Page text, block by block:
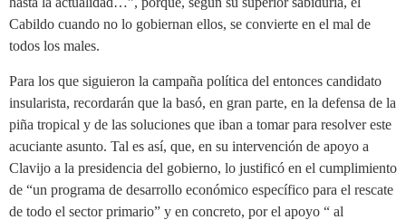
Cabildo cuando no lo gobiernan ellos, se convierte en el mal de
todos los males.
Para los que siguieron la campaña política del entonces candidato
insularista, recordarán que la basó, en gran parte, en la defensa de la
piña tropical y de las soluciones que iban a tomar para resolver este
acuciante asunto. Tal es así, que, en su intervención de apoyo a
Clavijo a la presidencia del gobierno, lo justificó en el cumplimiento
de “un programa de desarrollo económico específico para el rescate
de todo el sector primario” y en concreto, por el apoyo “ al